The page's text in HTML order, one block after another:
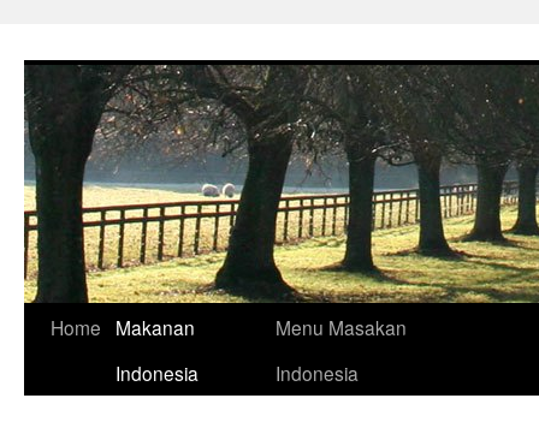
Home
Makanan
Indonesia
Menu Masakan
Indonesia